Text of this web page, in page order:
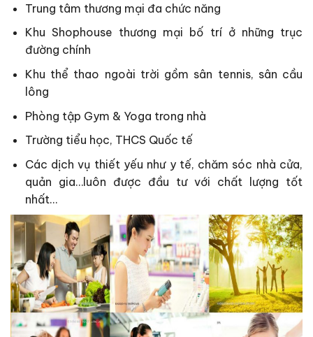
Trung tâm thương mại đa chức năng
Khu Shophouse thương mại bố trí ở những trục
đường chính
Khu thể thao ngoài trời gồm sân tennis, sân cầu
lông
Phòng tập Gym & Yoga trong nhà
Trường tiểu học, THCS Quốc tế
Các dịch vụ thiết yếu như y tế, chăm sóc nhà cửa,
quản gia…luôn được đầu tư với chất lượng tốt
nhất…